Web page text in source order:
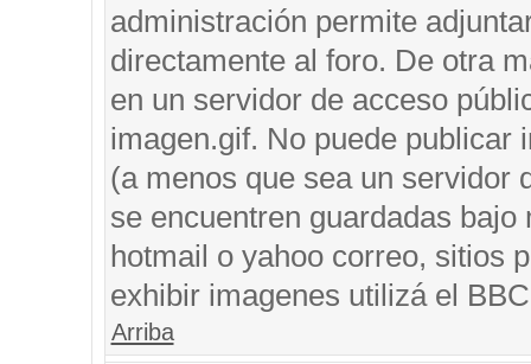
administración permite
directamente al foro. De otra
en un servidor de acceso
imagen.gif. No puede publicar
(a menos que sea un servidor
se encuentren guardadas
hotmail o yahoo correo, sitios
exhibir imagenes utilizá el
Arriba